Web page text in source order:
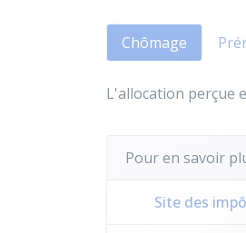
Chômage
L'allocation perçue
Pour en savoir
Site des